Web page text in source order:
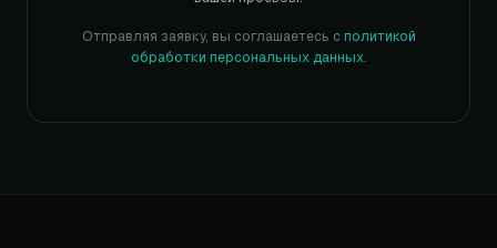
Отправляя заявку, вы соглашаетесь с политикой
обработки персональных данных